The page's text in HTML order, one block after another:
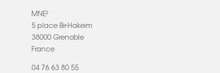
MNE²
5 place Bir-Hakeim
38000 Grenoble
France
04 76 63 80 55